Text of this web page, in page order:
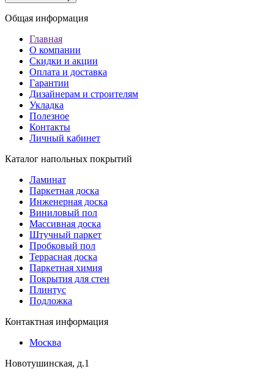
Общая информация
Главная
О компании
Скидки и акции
Оплата и доставка
Гарантии
Дизайнерам и строителям
Укладка
Полезное
Контакты
Личный кабинет
Каталог напольных покрытий
Ламинат
Паркетная доска
Инженерная доска
Виниловый пол
Массивная доска
Штучный паркет
Пробковый пол
Террасная доска
Паркетная химия
Покрытия для стен
Плинтус
Подложка
Контактная информация
Москва
Новотушинская, д.1